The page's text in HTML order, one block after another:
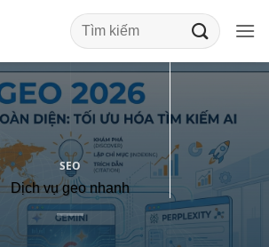
SEO
Dịch vụ geo nhanh